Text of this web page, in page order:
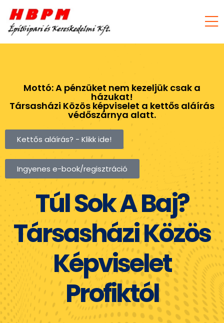
Mottó: A pénzüket nem kezeljük csak a
házukat!
Társasházi Közös képviselet a kettős aláírás
védőszárnya alatt.
Kettős aláírás? - Klikk ide!
Ingyenes e-book/regisztráció
Túl Sok A Baj?
Társasházi Közös
Képviselet
Profiktól